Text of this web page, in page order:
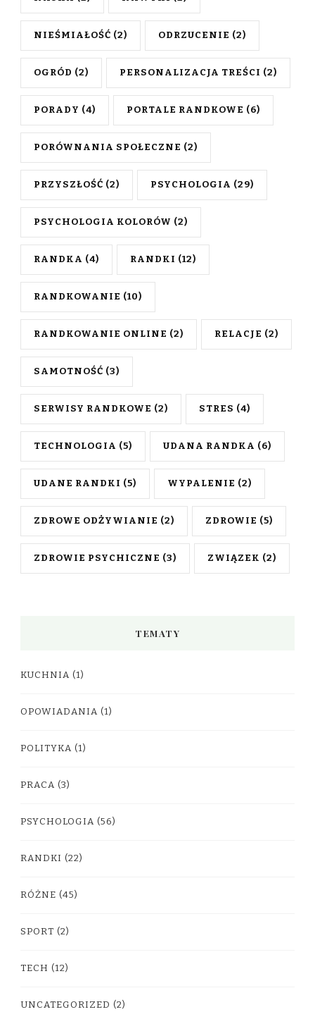
NIEŚMIAŁOŚĆ (2) ODRZUCENIE (2)
OGRÓD (2) PERSONALIZACJA TREŚCI (2)
PORADY (4) PORTALE RANDKOWE (6)
PORÓWNANIA SPOŁECZNE (2)
PRZYSZŁOŚĆ (2) PSYCHOLOGIA (29)
PSYCHOLOGIA KOLORÓW (2)
RANDKA (4) RANDKI (12)
RANDKOWANIE (10)
RANDKOWANIE ONLINE (2) RELACJE (2)
SAMOTNOŚĆ (3)
SERWISY RANDKOWE (2) STRES (4)
TECHNOLOGIA (5) UDANA RANDKA (6)
UDANE RANDKI (5) WYPALENIE (2)
ZDROWE ODŻYWIANIE (2) ZDROWIE (5)
ZDROWIE PSYCHICZNE (3) ZWIĄZEK (2)
TEMATY
KUCHNIA (1)
OPOWIADANIA (1)
POLITYKA (1)
PRACA (3)
PSYCHOLOGIA (56)
RANDKI (22)
RÓŻNE (45)
SPORT (2)
TECH (12)
UNCATEGORIZED (2)